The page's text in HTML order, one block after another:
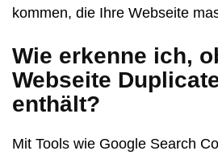
kommen, die Ihre Webseite
Wie erkenne ich,
Webseite
enthält?
Mit Tools wie Google Search